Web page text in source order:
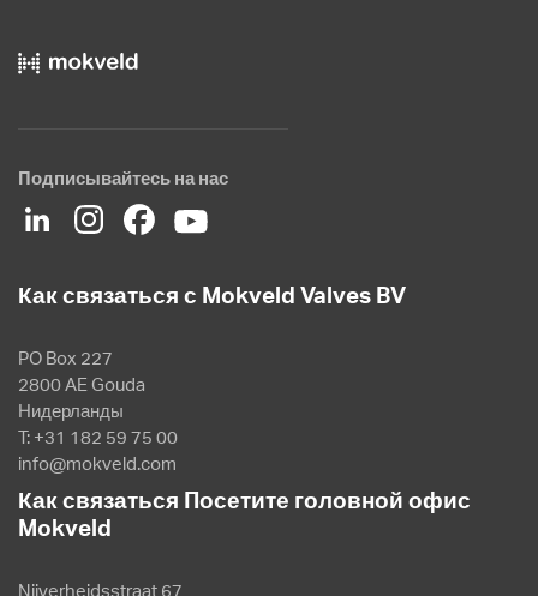
Подписывайтесь на нас
Как связаться с Mokveld Valves BV
PO Box 227
2800 AE Gouda
Нидерланды
T: +31 182 59 75 00
info@mokveld.com
Как связаться Посетите головной офис
Mokveld
Nijverheidsstraat 67